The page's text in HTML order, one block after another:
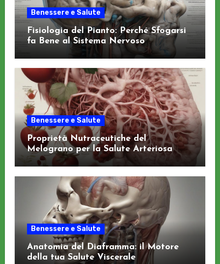
Benessere e Salute
Fisiologia del Pianto: Perché Sfogarsi
fa Bene al Sistema Nervoso
Benessere e Salute
Proprietà Nutraceutiche del
Melograno per la Salute Arteriosa
Benessere e Salute
Anatomia del Diaframma: il Motore
della tua Salute Viscerale